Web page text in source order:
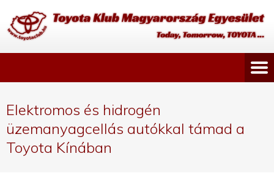
Elektromos és hidrogén
üzemanyagcellás autókkal támad a
Toyota Kínában